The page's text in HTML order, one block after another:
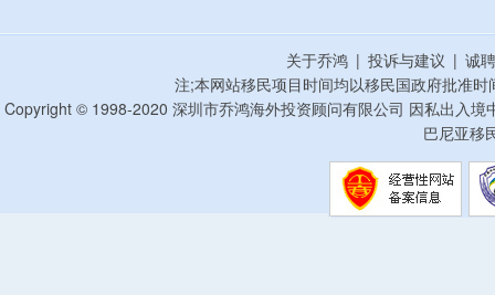
关于乔鸿 | 投诉与建议 | 诚
注;本网站移民项目时间均以移民国政府批准
Copyright © 1998-2020 深圳市乔鸿海外投资顾问有限公司 因私出入
巴尼亚移